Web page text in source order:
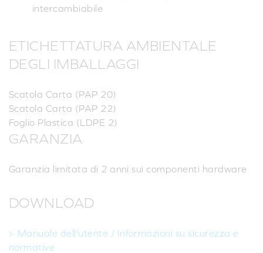
intercambiabile
ETICHETTATURA AMBIENTALE
DEGLI IMBALLAGGI
Scatola Carta (PAP 20)
Scatola Carta (PAP 22)
Foglio Plastica (LDPE 2)
GARANZIA
Garanzia limitata di 2 anni sui componenti hardware
DOWNLOAD
Manuale dell'utente / Informazioni su sicurezza e
normative